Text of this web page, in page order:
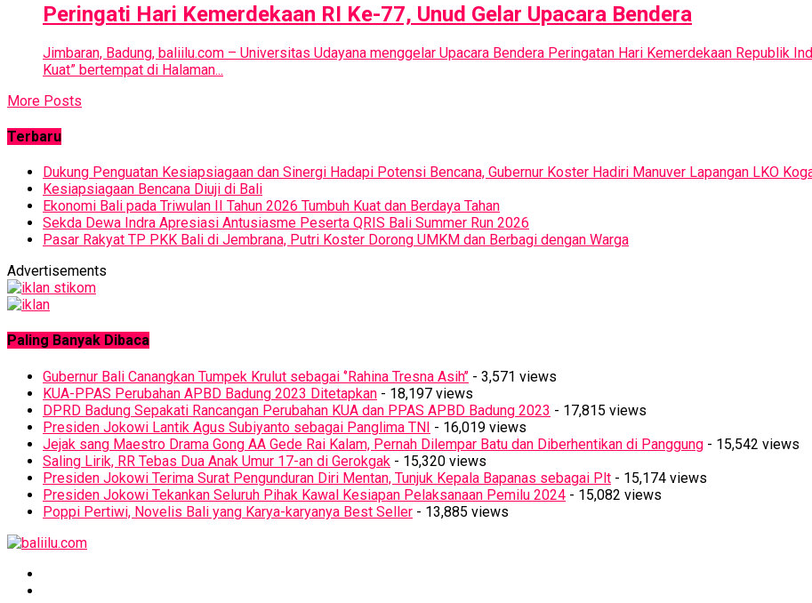
Peringati Hari Kemerdekaan RI Ke-77, Unud Gelar Upacara Bendera
Jimbaran, Badung, baliilu.com – Universitas Udayana menggelar Upacara Bendera Peringatan Hari Kemerdekaan Republik
Kuat” bertempat di Halaman...
More Posts
Terbaru
Dukung Penguatan Kesiapsiagaan dan Sinergi Hadapi Potensi Bencana, Gubernur Koster Hadiri Manuver Lapangan LKO
Kesiapsiagaan Bencana Diuji di Bali
Ekonomi Bali pada Triwulan II Tahun 2026 Tumbuh Kuat dan Berdaya Tahan
Sekda Dewa Indra Apresiasi Antusiasme Peserta QRIS Bali Summer Run 2026
Pasar Rakyat TP PKK Bali di Jembrana, Putri Koster Dorong UMKM dan Berbagi dengan Warga
Advertisements
Paling Banyak Dibaca
Gubernur Bali Canangkan Tumpek Krulut sebagai ‘’Rahina Tresna Asih’’ - 3,571 views
KUA-PPAS Perubahan APBD Badung 2023 Ditetapkan - 18,197 views
DPRD Badung Sepakati Rancangan Perubahan KUA dan PPAS APBD Badung 2023 - 17,815 views
Presiden Jokowi Lantik Agus Subiyanto sebagai Panglima TNI - 16,019 views
Jejak sang Maestro Drama Gong AA Gede Rai Kalam, Pernah Dilempar Batu dan Diberhentikan di Panggung - 15,542 views
Saling Lirik, RR Tebas Dua Anak Umur 17-an di Gerokgak - 15,320 views
Presiden Jokowi Terima Surat Pengunduran Diri Mentan, Tunjuk Kepala Bapanas sebagai Plt - 15,174 views
Presiden Jokowi Tekankan Seluruh Pihak Kawal Kesiapan Pelaksanaan Pemilu 2024 - 15,082 views
Poppi Pertiwi, Novelis Bali yang Karya-karyanya Best Seller - 13,885 views